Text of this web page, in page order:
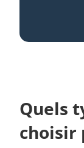
Quels
choisir